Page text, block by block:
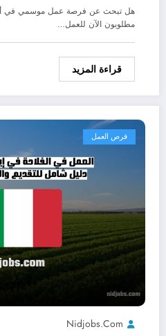
هل تبحث عن فرصة عمل موسمي في
مطلوبون الآن للعمل…
قراءة المزيد
فرص العمل
Nidjobs.com